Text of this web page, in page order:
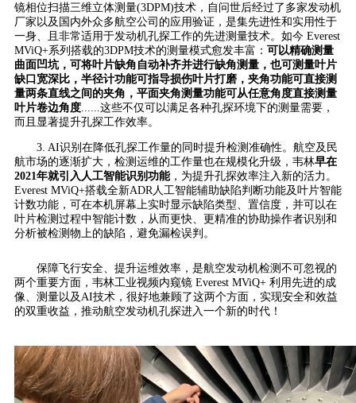
镜相位扫描三维立体测量(3DPM)技术，自问世后经过了多家发动机
厂家以及国内外众多航空公司的应用验证，是集先进性和实用性于
一身、且非常适用于发动机孔探工作的先进测量技术。如今 Everest
MViQ+系列搭载的3DPM技术的测量模式愈发丰富： 可以精确测量
曲面凹坑，可将叶片缺角自动补齐并进行缺角测量，也可测量叶片
缺口宽深比，半径计功能可指导损伤叶片打磨，夹角功能可直接测
量两条直线之间的夹角，平面夹角测量功能可从任意角度直接测量
叶片卷边角度 ......这些不仅可以满足各种孔探环境下的测量需要，
而且显著提升孔探工作效率。
3. AI识别在降低孔探工作量的同时提升检测准确性。航空及民
航市场的逐渐扩大，检测运维的工作量也在规模化升级，韦林早在
2021年就引入人工智能识别功能，为提升孔探效率注入新的活力。
Everest MViQ+搭载全新ADR人工智能辅助缺陷判断功能及叶片智能
计数功能，可在本机屏幕上实时显示缺陷类型、置信度，并可以在
叶片检测过程中智能计数，从而更快、更精准的协助操作者识别和
分析被检测物上的缺陷，避免漏检误判。
保障飞行安全、提升运维效率，是航空发动机检测不可忽视的
两个重要方面，韦林工业视频内窥镜 Everest MViQ+ 利用先进的成
像、测量以及AI技术，很好地兼顾了这两个方面，实现安全和效益
的双重收益，推动航空发动机孔探进入一个新的时代！